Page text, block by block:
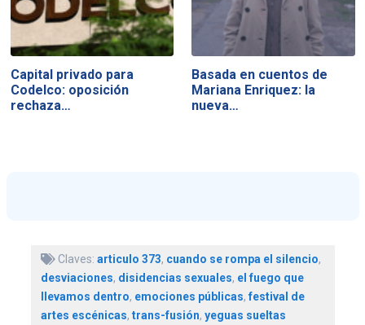
Capital privado para
Codelco: oposición
rechaza…
Basada en cuentos de
Mariana Enriquez: la
nueva…
Claves: articulo 373, cuando se rompa el silencio,
desviaciones, disidencias sexuales, el fuego que
llevamos dentro, emociones públicas,festival de
artes escénicas, trans-fusión, yeguas sueltas